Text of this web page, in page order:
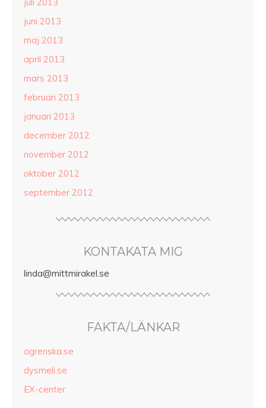
juni 2013
maj 2013
april 2013
mars 2013
februari 2013
januari 2013
december 2012
november 2012
oktober 2012
september 2012
KONTAKATA MIG
linda@mittmirakel.se
FAKTA/LÄNKAR
agrenska.se
dysmeli.se
EX-center